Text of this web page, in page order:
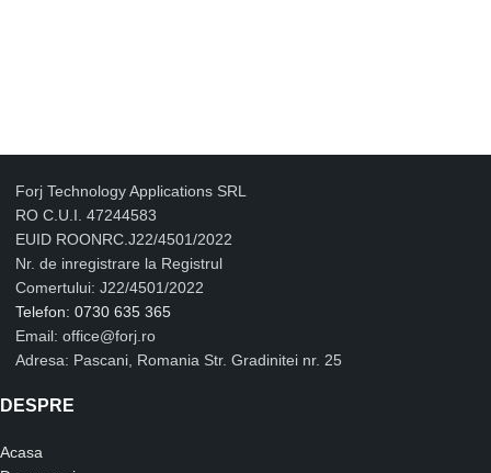
Forj Technology Applications SRL
RO C.U.I. 47244583
EUID ROONRC.J22/4501/2022
Nr. de inregistrare la Registrul
Comertului: J22/4501/2022
Telefon: 0730 635 365
Email: office@forj.ro
Adresa: Pascani, Romania Str. Gradinitei nr. 25
DESPRE
Acasa